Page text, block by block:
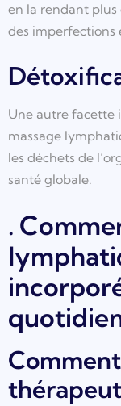
en la rendant plus
des imperfections
Une autre facette
massage
les déchets de
santé globale.
.